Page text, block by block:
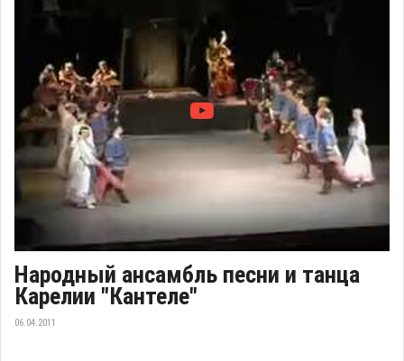
Народный ансамбль песни и танца
Карелии "Кантеле"
06.04.2011